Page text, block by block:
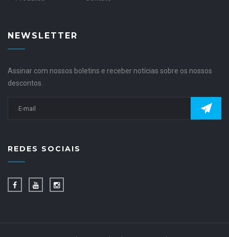
NEWSLETTER
Assinar com nossos boletins e receber notícias sobre os nossos
descontos.
REDES SOCIAIS